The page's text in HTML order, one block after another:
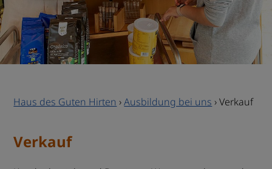
Haus des Guten Hirten ›Ausbildung bei uns ›Verkauf
Verkauf